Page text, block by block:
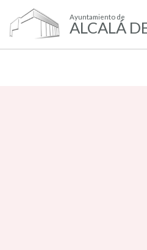
Ayuntamiento de
ALCALÁ